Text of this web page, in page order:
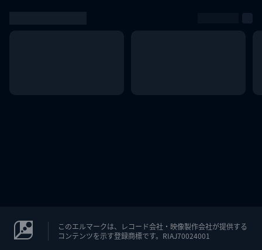
このエルマークは、レコード会社・映像製作会社が提供する
コンテンツを示す登録商標です。RIAJ70024001